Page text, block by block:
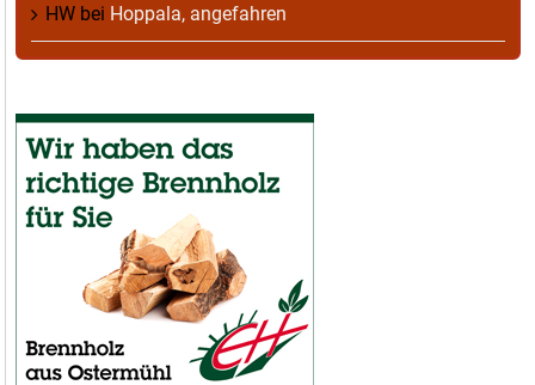
HW bei Hoppala, angefahren